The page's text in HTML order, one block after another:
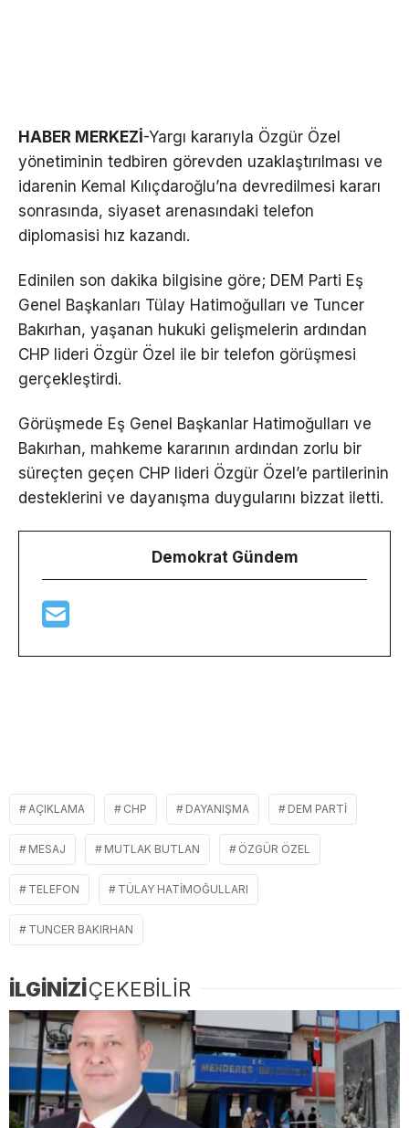
HABER MERKEZİ-Yargı kararıyla Özgür Özel
yönetiminin tedbiren görevden uzaklaştırılması ve
idarenin Kemal Kılıçdaroğlu’na devredilmesi kararı
sonrasında, siyaset arenasındaki telefon
diplomasisi hız kazandı.
Edinilen son dakika bilgisine göre; DEM Parti Eş
Genel Başkanları Tülay Hatimoğulları ve Tuncer
Bakırhan, yaşanan hukuki gelişmelerin ardından
CHP lideri Özgür Özel ile bir telefon görüşmesi
gerçekleştirdi.
Görüşmede Eş Genel Başkanlar Hatimoğulları ve
Bakırhan, mahkeme kararının ardından zorlu bir
süreçten geçen CHP lideri Özgür Özel’e partilerinin
desteklerini ve dayanışma duygularını bizzat iletti.
Demokrat Gündem
AÇIKLAMA CHP DAYANIŞMA DEM PARTI
MESAJ MUTLAK BUTLAN ÖZGÜR ÖZEL
TELEFON TÜLAY HATIMOĞULLARI
TUNCER BAKIRHAN
İLGİNİZİÇEKEBİLİR